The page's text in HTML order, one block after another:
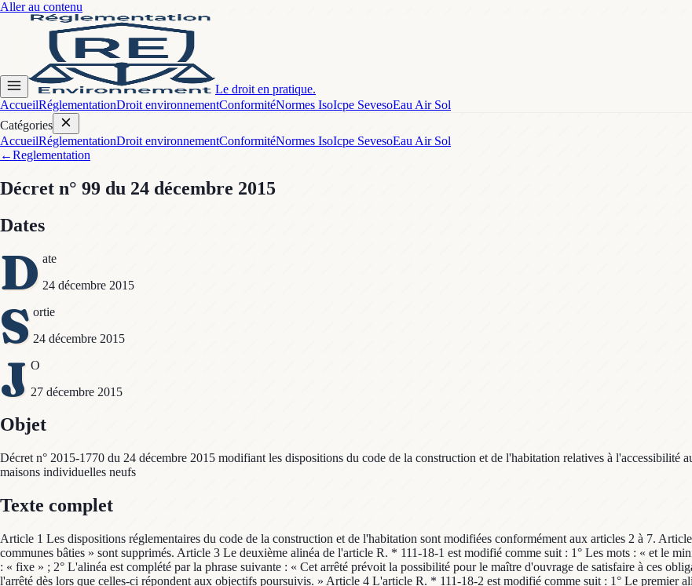
Aller au contenu
Le droit en pratique.
AccueilRéglementationDroit environnementConformitéNormes IsoIcpe SevesoEau Air Sol
Catégories
AccueilRéglementationDroit environnementConformitéNormes IsoIcpe SevesoEau Air Sol
←Reglementation
Décret n° 99 du 24 décembre 2015
Dates
D ate
24 décembre 2015
S ortie
24 décembre 2015
J O
27 décembre 2015
Objet
Décret n° 2015-1770 du 24 décembre 2015 modifiant les dispositions du code de la construction et de l'habitation relatives à l'accessibilité
maisons individuelles neufs
Texte complet
Article 1 Les dispositions réglementaires du code de la construction et de l'habitation sont modifiées conformément aux articles 2 à 7.
communes bâties » sont supprimés. Article 3 Le deuxième alinéa de l'article R. * 111-18-1 est modifié comme suit : 1° Les mots : « et le
: « fixe » ; 2° L'alinéa est complété par la phrase suivante : « Cet arrêté prévoit la possibilité pour le maître d'ouvrage de satisfaire à ces
l'arrêté dès lors que celles-ci répondent aux objectifs poursuivis. » Article 4 L'article R. * 111-18-2 est modifié comme suit : 1° Le premier